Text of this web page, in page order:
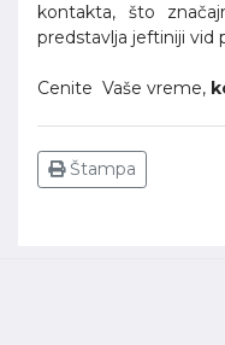
kontakta, što
predstavlja jeftiniji vid
Cenite Vaše vreme,
Štampa